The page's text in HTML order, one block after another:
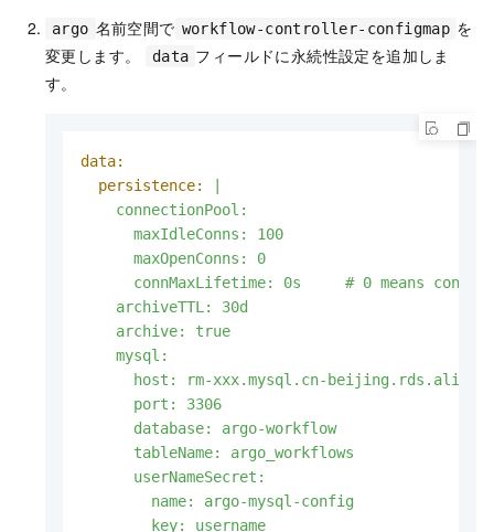
argo 名前空間で workflow-controller-configmap を
変更します。
data フィールドに永続性設定を追加しま
す。
data:
persistence:
    connectionPool:
      maxIdleConns: 100
      maxOpenConns: 0
connMaxLifetime: 0s     # 0 means
    archiveTTL: 30d
    archive: true
    mysql:
host: rm-xxx.mysql.cn-
      port: 3306
      database: argo-workflow
      tableName: argo_workflows
      userNameSecret:
        name: argo-mysql-config
        key: username